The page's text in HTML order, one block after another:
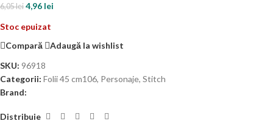
6,05lei 4,96 lei
Stoc epuizat
Compară
Adaugă la wishlist
SKU: 96918
Categorii: Folii 45 cm106, Personaje, Stitch
Brand:
Distribuie